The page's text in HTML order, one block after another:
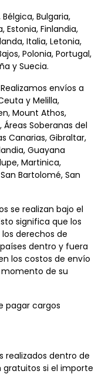
Bulgaria,
Estonia, Finlandia,
Italia, Letonia,
Polonia, Portugal,
y Suecia.
envíos a
y Melilla,
Mount Athos,
Áreas Soberanas del
Canarias, Gibraltar,
Guayana
Martinica,
Bartolomé, San
se realizan bajo el
significa que los
derechos de
dentro y fuera
los costos de envío
de su
pagar cargos
realizados dentro de
gratuitos si el importe